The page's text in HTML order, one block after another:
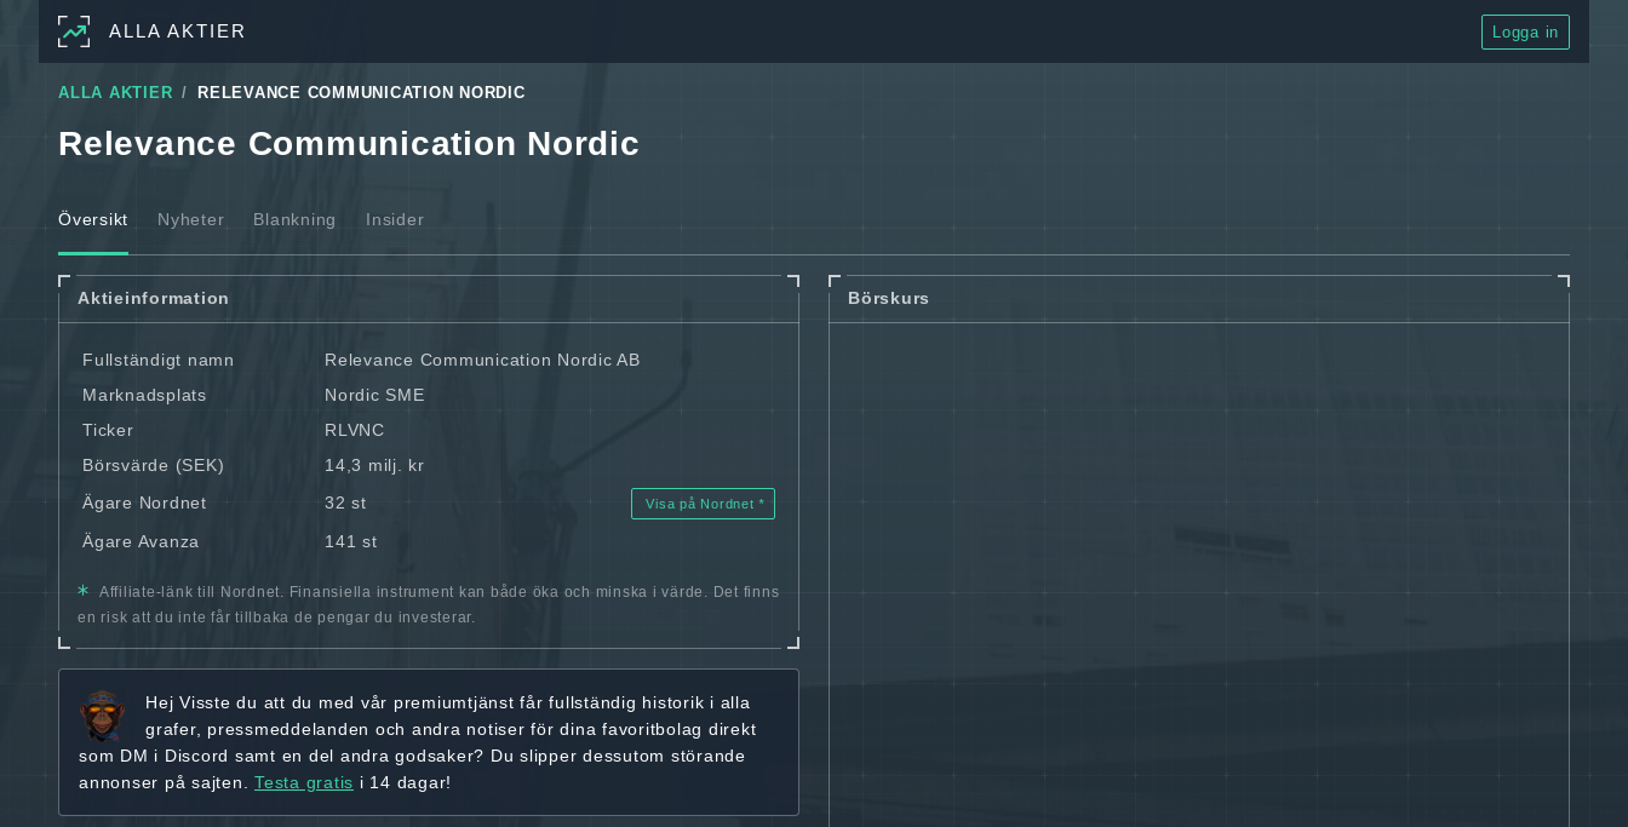
ALLA AKTIER Logga in
ALLA AKTIER RELEVANCE COMMUNICATION NORDIC
Relevance Communication Nordic
Översikt Nyheter Blankning Insider
Aktieinformation
Fullständigt namn
Relevance Communication Nordic AB
Marknadsplats
Nordic SME
Ticker
RLVNC
Börsvärde (SEK)
14,3 milj. kr
Ägare Nordnet
32 st Visa på Nordnet
Ägare Avanza 141 st
Affiliate-länk till Nordnet. Finansiella instrument kan både öka och minska i värde. Det finns
en risk att du inte får tillbaka de pengar du investerar.
Hej Visste du att du med vår premiumtjänst fårfullständig historik i alla
grafer, pressmeddelanden och andra notiser för dina favoritbolag direkt
som DM i Discord samt en del andra godsaker? Du slipper dessutom störande
annonser på sajten. Testa gratis i 14 dagar!
Börskurs